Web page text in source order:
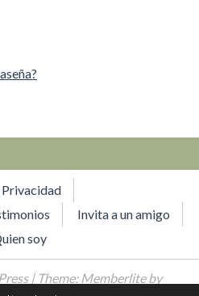
Invita a un amigo
soy
| Theme: Memberlite by